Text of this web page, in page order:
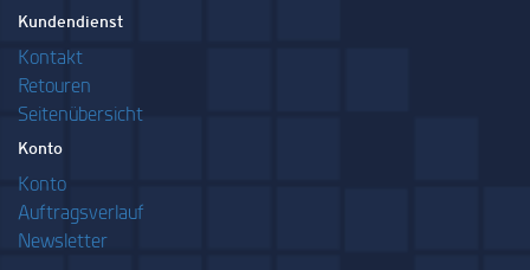
Kundendienst
Kontakt
Retouren
Seitenübersicht
Konto
Konto
Auftragsverlauf
Newsletter